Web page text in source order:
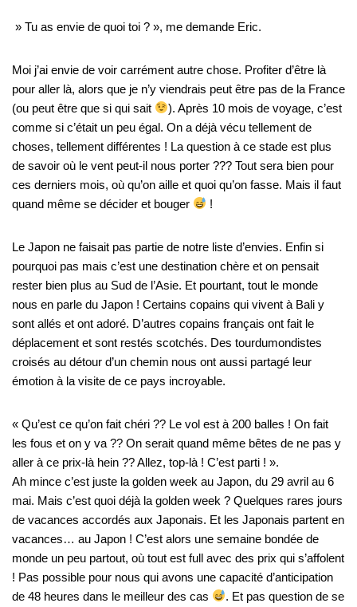
» Tu as envie de quoi toi ? », me demande Eric.
Moi j’ai envie de voir carrément autre chose. Profiter d’être là
pour aller là, alors que je n’y viendrais peut être pas de la France
(ou peut être que si qui sait
). Après 10 mois de voyage, c’est
comme si c’était un peu égal. On a déjà vécu tellement de
choses, tellement différentes ! La question à ce stade est plus
de savoir où le vent peut-il nous porter ??? Tout sera bien pour
ces derniers mois, où qu’on aille et quoi qu’on fasse. Mais il faut
quand même se décider et bouger
!
Le Japon ne faisait pas partie de notre liste d’envies. Enfin si
pourquoi pas mais c’est une destination chère et on pensait
rester bien plus au Sud de l’Asie. Et pourtant, tout le monde
nous en parle du Japon ! Certains copains qui vivent à Bali y
sont allés et ont adoré. D’autres copains français ont fait le
déplacement et sont restés scotchés. Des tourdumondistes
croisés au détour d’un chemin nous ont aussi partagé leur
émotion à la visite de ce pays incroyable.
« Qu’est ce qu’on fait chéri ?? Le vol est à 200 balles ! On fait
les fous et on y va ?? On serait quand même bêtes de ne pas y
aller à ce prix-là hein ?? Allez, top-là ! C’est parti ! ».
Ah mince c’est juste la golden week au Japon, du 29 avril au 6
mai. Mais c’est quoi déjà la golden week ? Quelques rares jours
de vacances accordés aux Japonais. Et les Japonais partent en
vacances… au Japon ! C’est alors une semaine bondée de
monde un peu partout, où tout est full avec des prix qui s’affolent
! Pas possible pour nous qui avons une capacité d’anticipation
de 48 heures dans le meilleur des cas
. Et pas question de se